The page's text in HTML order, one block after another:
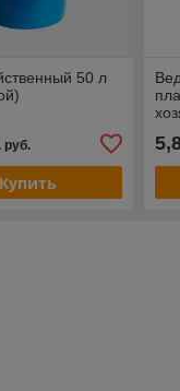
50 л
руб.
Купить